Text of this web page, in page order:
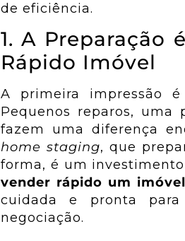
Gestão
de Redes
Sociais
de eficiência.
1. A Preparação
Rápido Imóvel
A primeira impressão
Pequenos reparos, uma
fazem uma diferença
home staging, que
forma, é um
vender rápido um imóvel
cuidada e pronta
negociação.